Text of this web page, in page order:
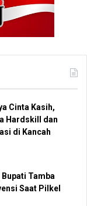
Cinta Kasih,
Hardskill dan
di Kancah
Tamba
Saat Pilkel